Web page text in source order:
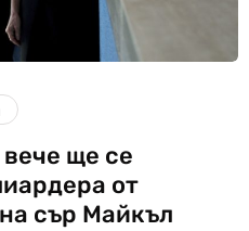
ще се
от
сър Майкъл